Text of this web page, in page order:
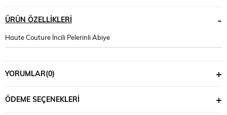
ÜRÜN ÖZELLIKLERI
Haute Couture İncili Pelerinli Abiye
YORUMLAR(0)
ÖDEME SEÇENEKLERI